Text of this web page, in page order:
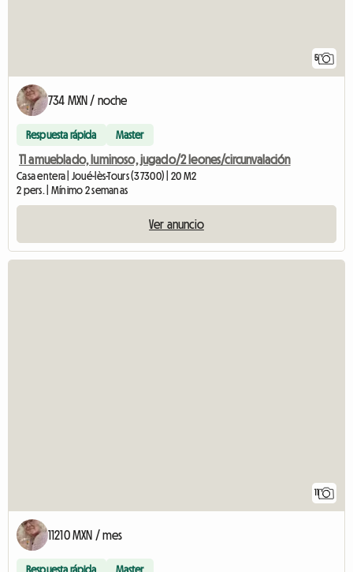
5
734 MXN / noche
Respuesta rápida Master
T1 amueblado, luminoso, jugado/2 leones/circunvalación
Casa entera | Joué-lès-Tours (37300) | 20 M2
2 pers. | Mínimo 2 semanas
Ver anuncio
11
11210 MXN / mes
Respuesta rápida Master